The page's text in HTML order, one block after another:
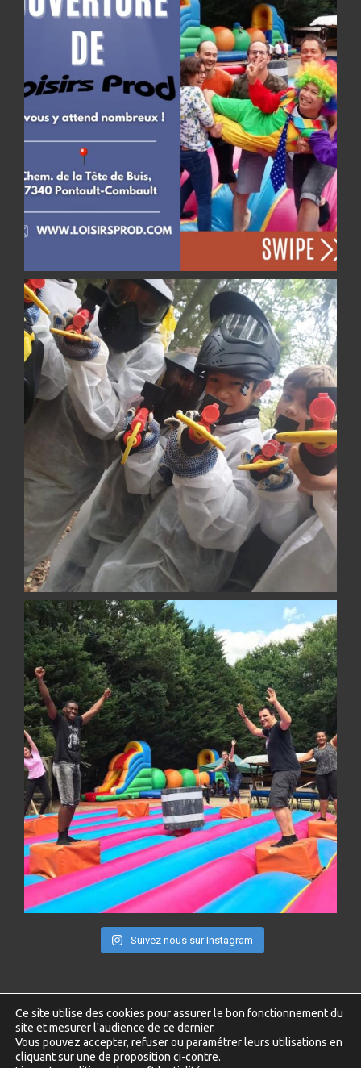
Suivez nous sur Instagram
2025 – Copyright © NP LOISIR77 – Tous droits réservés –
Cookies
Ce site utilise des cookies pour assurer le bon fonctionnement du
site et mesurer l'audience de ce dernier.
Vous pouvez accepter, refuser ou paramétrer leurs utilisations en
cliquant sur une de proposition ci-contre.